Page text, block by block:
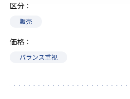
区分
販売
価格
バランス重視